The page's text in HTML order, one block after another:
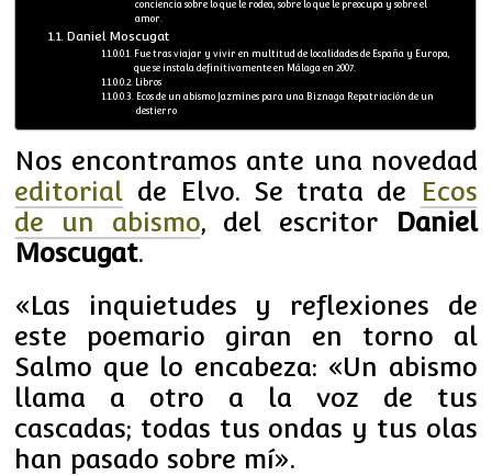
conciencia sobre lo que le rodea, sobre lo que le preocupa y sobre el
amor.
Daniel Moscugat
Fue tras viajar y vivir en multitud de localidades de España y Europa,
que se instala definitivamente en Málaga en 2007.
Libros
Ecos de un abismo Jazmines para una Biznaga Repatriación de un
destierro
Nos encontramos ante una novedad
editorial de Elvo. Se trata de Ecos
de un abismo, del escritor
Daniel
Moscugat.
«Las inquietudes y reflexiones de
este poemario giran en torno al
Salmo que lo encabeza: «Un abismo
llama a otro a la voz de tus
cascadas; todas tus ondas y tus olas
han pasado sobre mí».